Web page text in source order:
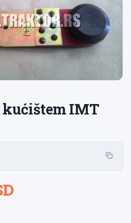
kućištem IMT